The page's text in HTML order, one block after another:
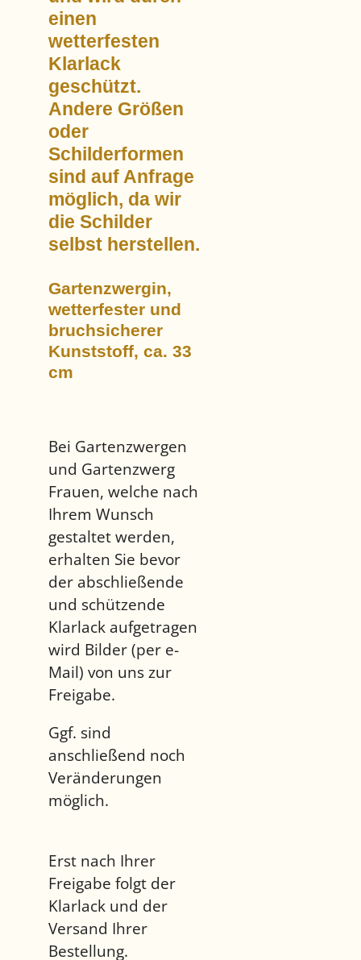
einen
wetterfesten
Klarlack
geschützt.
Andere Größen
oder
Schilderformen
sind auf Anfrage
möglich, da wir
die Schilder
selbst herstellen.
Gartenzwergin,
wetterfester und
bruchsicherer
Kunststoff, ca. 33
cm
Bei Gartenzwergen
und Gartenzwerg
Frauen, welche nach
Ihrem Wunsch
gestaltet werden,
erhalten Sie bevor
der abschließende
und schützende
Klarlack aufgetragen
wird Bilder (per e-
Mail) von uns zur
Freigabe.
Ggf. sind
anschließend noch
Veränderungen
möglich.
Erst nach Ihrer
Freigabe folgt der
Klarlack und der
Versand Ihrer
Bestellung.